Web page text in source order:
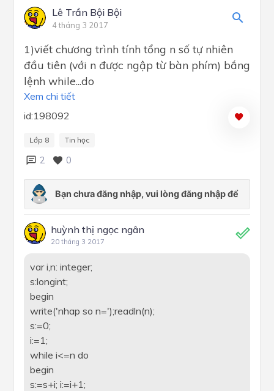
Lê Trần Bội Bội
4 tháng 3 2017
1)viết chương trình tính tổng n số tự nhiên
đầu tiên (với n được ngập từ bàn phím) bắng
lệnh while...do
Xem chi tiết
id:198092
Lớp 8 Tin học
2 0
huỳnh thị ngọc ngân
20 tháng 3 2017
var i,n: integer;
s:longint;
begin
write('nhap so n=');readln(n);
s:=0;
i:=1;
while i<=n do
begin
s:=s+i; i:=i+1;